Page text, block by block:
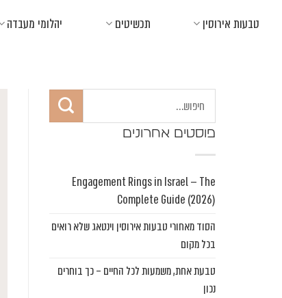
טבעות אירוסין תכשיטים יהלומי מעבדה
פוסטים אחרונים
Engagement Rings in Israel — The
Complete Guide (2026)
הסוד מאחורי טבעות אירוסין וינטאג שלא רואים
בכל מקום
טבעת אחת, משמעות לכל החיים – כך בוחרים
נכון